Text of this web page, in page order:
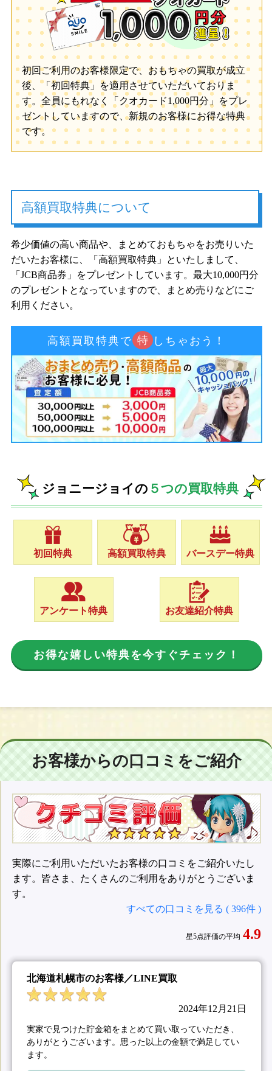
初回ご利用のお客様限定で、おもちゃの買取が成立
後、「初回特典」を適用させていただいておりま
す。全員にもれなく「クオカード1,000円分」をプレ
ゼントしていますので、新規のお客様にお得な特典
です。
高額買取特典について
希少価値の高い商品や、まとめておもちゃをお売りいた
だいたお客様に、「高額買取特典」といたしまして、
「JCB商品券」をプレゼントしています。最大10,000円分
のプレゼントとなっていますので、まとめ売りなどにご
利用ください。
高額買取特典で 特 しちゃおう！
ジョニージョイの ５つの買取特典
初回特典 高額買取特典 バースデー特典
アンケート特典 お友達紹介特典
お得な嬉しい特典を今すぐチェック！
お客様からの口コミをご紹介
実際にご利用いただいたお客様の口コミをご紹介いたし
ます。皆さま、たくさんのご利用をありがとうございま
す。
すべての口コミを見る ( 396件 )
星5点評価の平均 4.9
北海道札幌市のお客様／LINE買取
2024年12月21日
実家で見つけた貯金箱をまとめて買い取っていただき、
ありがとうございます。思った以上の金額で満足してい
ます。